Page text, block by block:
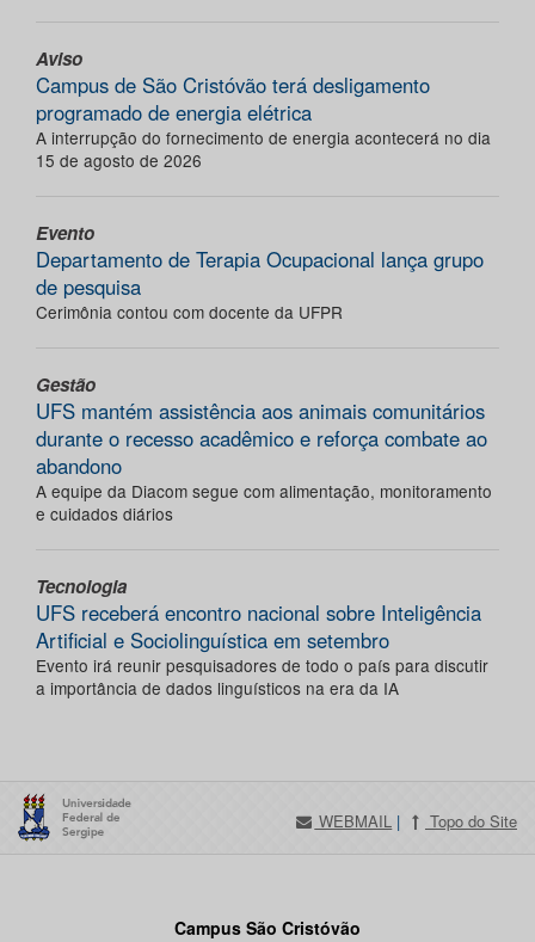
Aviso
Campus de São Cristóvão terá desligamento
programado de energia elétrica
A interrupção do fornecimento de energia acontecerá no dia
15 de agosto de 2026
Evento
Departamento de Terapia Ocupacional lança grupo
de pesquisa
Cerimônia contou com docente da UFPR
Gestão
UFS mantém assistência aos animais comunitários
durante o recesso acadêmico e reforça combate ao
abandono
A equipe da Diacom segue com alimentação, monitoramento
e cuidados diários
Tecnologia
UFS receberá encontro nacional sobre Inteligência
Artificial e Sociolinguística em setembro
Evento irá reunir pesquisadores de todo o país para discutir
a importância de dados linguísticos na era da IA
WEBMAIL | Topo do Site
Campus São Cristóvão